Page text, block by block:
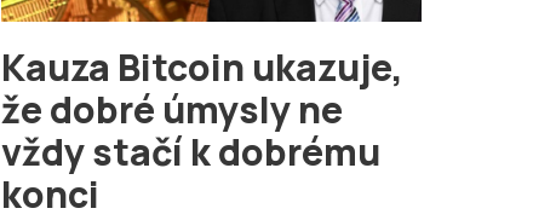
Kauza Bitcoin ukazuje,
že dobré úmysly ne
vždy stačí k dobrému
konci